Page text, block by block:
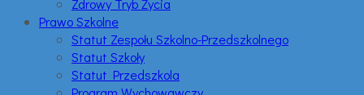
Zdrowy Tryb Życia
Prawo Szkolne
Statut Zespołu Szkolno-Przedszkolnego
Statut Szkoły
Statut Przedszkola